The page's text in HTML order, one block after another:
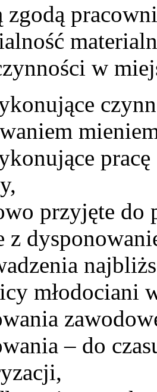
zgodą
w
przyjęte do
z
młodociani
– do